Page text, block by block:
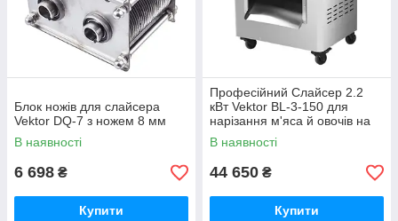
Блок ножів для слайсера
Vektor DQ-7 з ножем 8 мм
В наявності
6 698 ₴
Купити
Професійний Слайсер 2.2
кВт Vektor BL-3-150 для
нарізання м'яса й овочів на
смужки
В наявності
44 650 ₴
Купити